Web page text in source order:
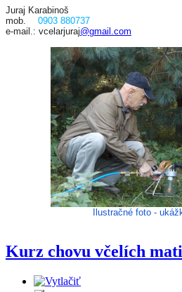
Juraj Karabinoš
mob.
0903 880737
e-mail.: vcelarjuraj@gmail.com
Ilustračné foto -
Kurz chovu včelích